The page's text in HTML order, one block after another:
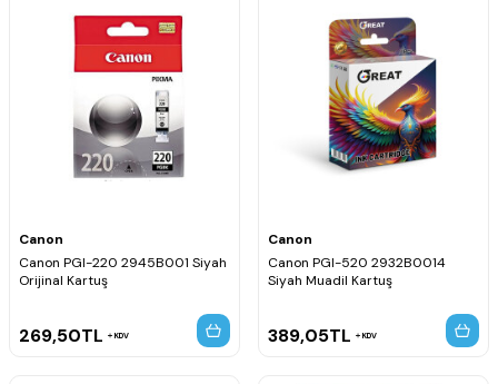
Canon
Canon PGI-220 2945B001 Siyah
Orijinal Kartuş
269,50TL KDV
Canon
Canon PGI-520 2932B0014
Siyah Muadil Kartuş
389,05TL KDV